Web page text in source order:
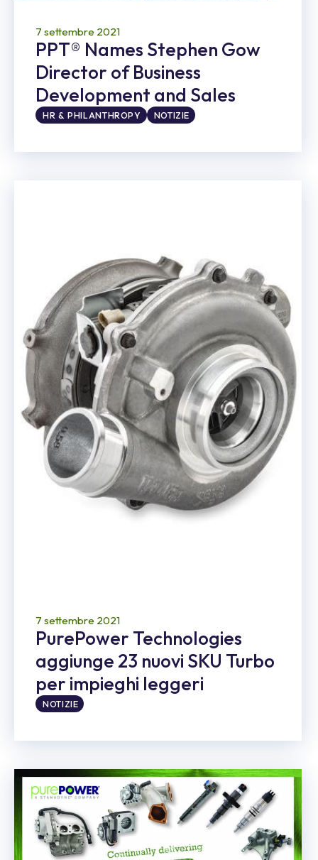
7 settembre 2021
PPT® Names Stephen Gow
Director of Business
Development and Sales
HR & PHILANTHROPY NOTIZIE
7 settembre 2021
PurePower Technologies
aggiunge 23 nuovi SKU Turbo
per impieghi leggeri
NOTIZIE